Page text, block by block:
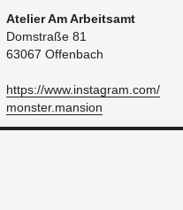
Ate­lier Am Ar­beits­amt
Dom­stra­ße 81
63067 Of­fen­bach
https://​www.​instagram.​com/​
monster.​mansion